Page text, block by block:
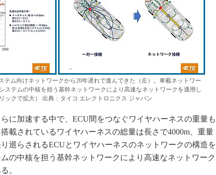
テム向けネットワークから20年遅れで進んできた（左）。車載ネットワー
ステムの中核を担う基幹ネットワークにより高速なネットワークを適用し
ックで拡大） 出典：タイコ エレクトロニクス ジャパン
に加速する中で、ECU間をつなぐワイヤハーネスの重量も
載されているワイヤハーネスの総量は長さで4000m、重量
巡らされるECUとワイヤハーネスのネットワークの構造を
の中核を担う基幹ネットワークにより高速なネットワーク
。